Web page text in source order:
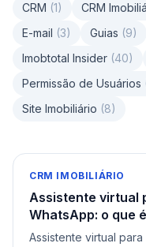
CRM (1) CRM
E-mail (3) Guias (9)
Imobtotal Insider (40)
Permissão de Usuários
Site Imobiliário (8)
CRM IMOBILIÁRIO
Assistente virtual
WhatsApp: o que
Assistente virtual